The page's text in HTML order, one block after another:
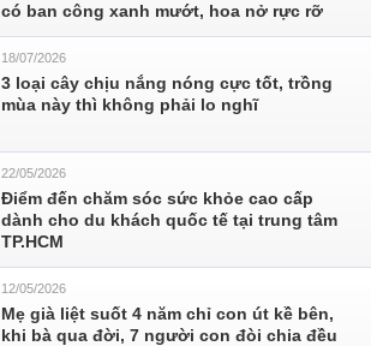
có ban công xanh mướt, hoa nở rực rỡ
18/07/2026
3 loại cây chịu nắng nóng cực tốt, trồng
mùa này thì không phải lo nghĩ
22/05/2026
Điểm đến chăm sóc sức khỏe cao cấp
dành cho du khách quốc tế tại trung tâm
TP.HCM
12/05/2026
Mẹ già liệt suốt 4 năm chỉ con út kề bên,
khi bà qua đời, 7 người con đòi chia đều